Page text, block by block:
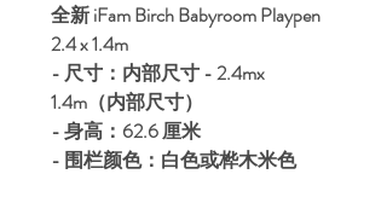
全新 iFam Birch Babyroom Playpen
2.4 x 1.4m
- 尺寸：内部尺寸 - 2.4mx
1.4m（内部尺寸）
- 身高：62.6 厘米
- 围栏颜色：白色或桦木米色